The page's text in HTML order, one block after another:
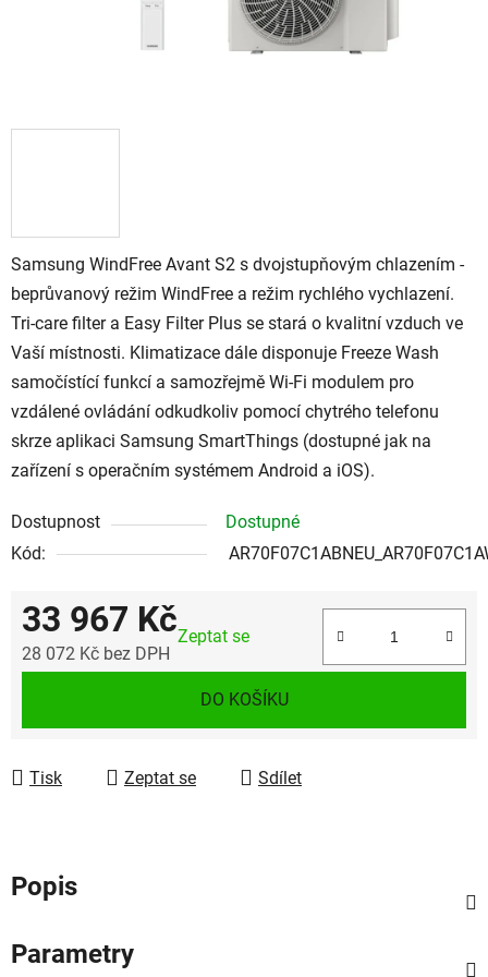
Samsung WindFree Avant S2 s dvojstupňovým chlazením -
beprůvanový režim WindFree a režim rychlého vychlazení.
Tri-care filter a Easy Filter Plus se stará o kvalitní vzduch ve
Vaší místnosti. Klimatizace dále disponuje Freeze Wash
samočístící funkcí a samozřejmě Wi-Fi modulem pro
vzdálené ovládání odkudkoliv pomocí chytrého telefonu
skrze aplikaci Samsung SmartThings (dostupné jak na
zařízení s operačním systémem Android a iOS).
Dostupnost
Dostupné
Kód:
33 967 Kč
28 072 Kč bez DPH
Zeptat se
DO KOŠÍKU
Tisk Zeptat se Sdílet
Popis
Parametry